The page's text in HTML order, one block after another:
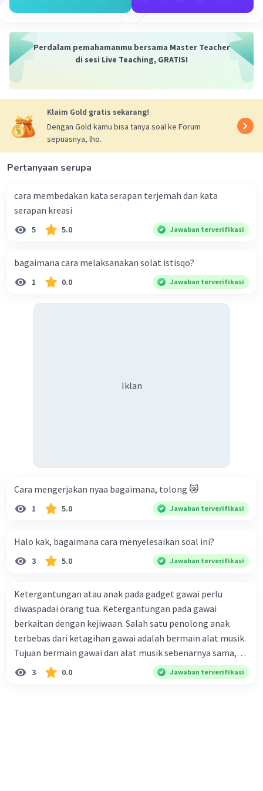
sebelumnya ada kasroh dibaca waqof
Semoga membantu.
Dewi H Level 77
Okey makasih yaa
19 Desember 2025 10:01
Betul banget
Perdalam pemahamanmu bersama Master Teacher
di sesi Live Teaching, GRATIS!
Klaim Gold gratis sekarang!
Dengan Gold kamu bisa tanya soal ke Forum
sepuasnya, lho.
Pertanyaan serupa
cara membedakan kata serapan terjemah dan kata
serapan kreasi
5 5.0 Jawaban terverifikasi
bagaimana cara melaksanakan solat istisqo?
1 0.0 Jawaban terverifikasi
Iklan
Cara mengerjakan nyaa bagaimana, tolong 😿
1 5.0 Jawaban terverifikasi
Halo kak, bagaimana cara menyelesaikan soal ini?
3 5.0 Jawaban terverifikasi
Ketergantungan atau anak pada gadget gawai perlu
diwaspadai orang tua. Ketergantungan pada gawai
berkaitan dengan kejiwaan. Salah satu penolong anak
terbebas dari ketagihan gawai adalah bermain alat musik.
Tujuan bermain gawai dan alat musik sebenarnya sama,
yaitu menstimulasi otak untuk 'senang'. Akan tetapi,
gawai mempunyai dampak buruk karena bisa membuat
3 0.0 Jawaban terverifikasi